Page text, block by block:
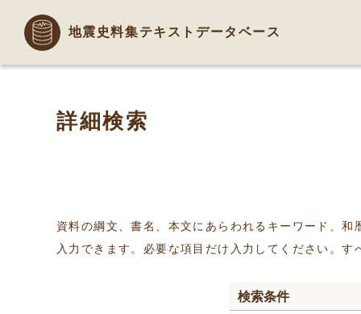
地震史料集テキストデータベース
詳細検索
資料の綱文、書名、本文にあらわれるキーワード、
入力できます。必要な項目だけ入力してください。
検索条件